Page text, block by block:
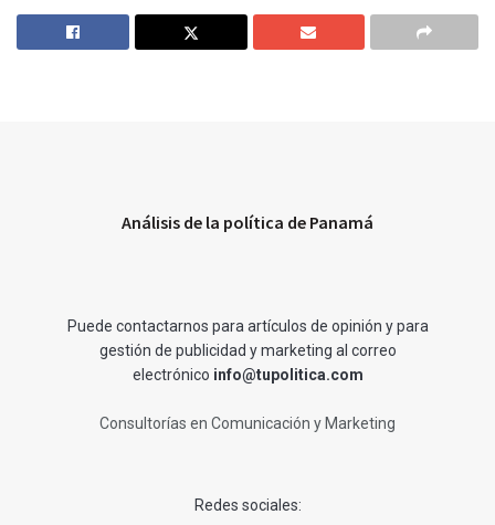
Análisis de la política de Panamá
Puede contactarnos para artículos de opinión y para
gestión de publicidad y marketing al correo
electrónico info@tupolitica.com
Consultorías en Comunicación y Marketing
Redes sociales: